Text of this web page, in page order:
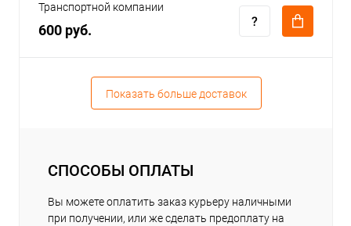
Транспортной компании
600 руб.
Показать больше доставок
СПОСОБЫ ОПЛАТЫ
Вы можете оплатить заказ курьеру наличными
при получении, или же сделать предоплату на